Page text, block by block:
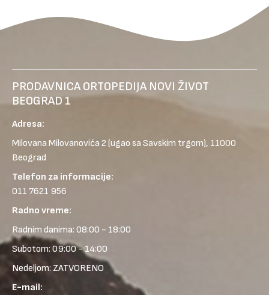
PRODAVNICA ORTOPEDIJA NOVI ŽIVOT
BEOGRAD 1
Adresa:
Milovana Milovanovića 2 (ugao sa Savskim trgom), 11000
Beograd
Telefon za informacije:
011 7621 956
Radno vreme:
Radnim danima: 08:00 - 18:00
Subotom: 09:00 - 14:00
Nedeljom: ZATVORENO
E-mail: